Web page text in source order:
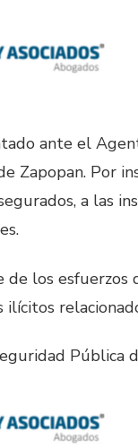
ante el
Zapopan. Por
a las
de los
ilícitos
Pública